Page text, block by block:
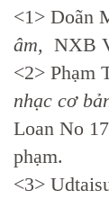
<1> Doãn
âm, NXB
<2> Phạm
nhạc cơ
Loan No
phạm.
<3>